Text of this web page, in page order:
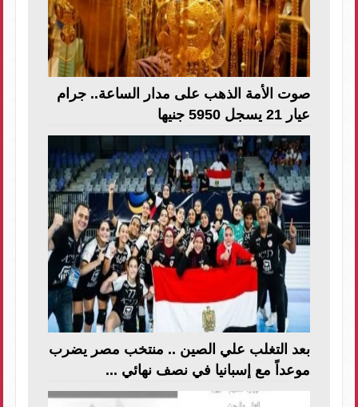
صوت الأمة الذهب على مدار الساعة.. جرام
عيار 21 يسجل 5950 جنيها
بعد التغلب علي الصين .. منتخب مصر يضرب
موعداً مع إسبانيا في نصف نهائي ...